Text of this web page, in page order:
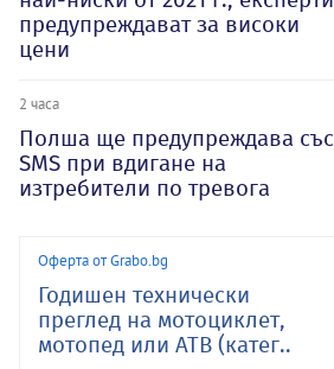
предупреждават за високи
цени
2 часа
Полша ще предупреждава със
SMS при вдигане на
изтребители по тревога
Оферта от Grabo.bg
Годишен технически
преглед на мотоциклет,
мотопед или АТВ (катег..